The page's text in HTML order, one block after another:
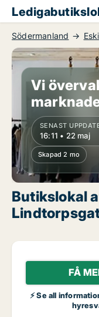
Södermanland
Vi
SENAST
16:11 • 22 maj
Skapad 2 mo
Butikslokal
FÅ
⚡ Se all